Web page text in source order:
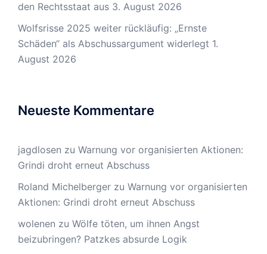
den Rechtsstaat aus 3. August 2026
Wolfsrisse 2025 weiter rückläufig: „Ernste
Schäden“ als Abschussargument widerlegt 1.
August 2026
Neueste Kommentare
jagdlosen zu Warnung vor organisierten Aktionen:
Grindi droht erneut Abschuss
Roland Michelberger zu Warnung vor organisierten
Aktionen: Grindi droht erneut Abschuss
wolenen zu Wölfe töten, um ihnen Angst
beizubringen? Patzkes absurde Logik